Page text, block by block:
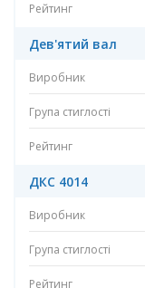
Дев'ятий вал
ДКС 4014